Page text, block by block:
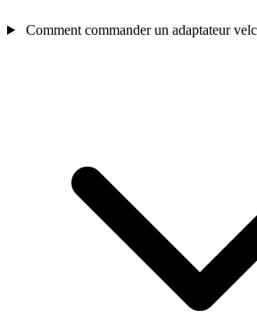
Comment commander un adaptateur